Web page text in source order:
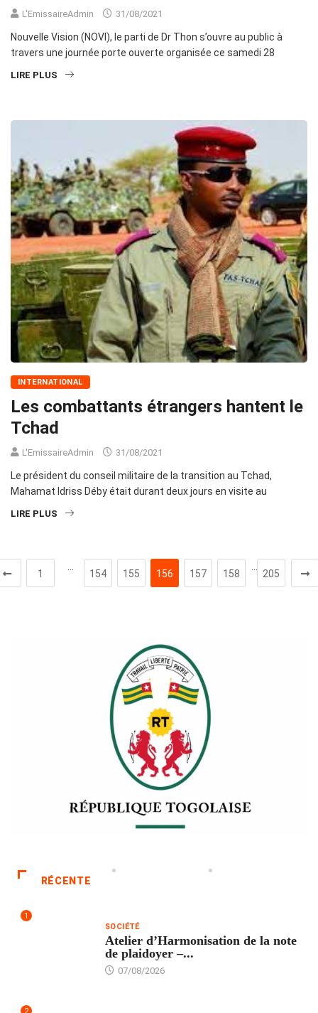
L'EmissaireAdmin 31/08/2021
Nouvelle Vision (NOVI), le parti de Dr Thon s’ouvre au public à
travers une journée porte ouverte organisée ce samedi 28
LIRE PLUS
INTERNATIONAL
Les combattants étrangers hantent le
Tchad
L'EmissaireAdmin 31/08/2021
Le président du conseil militaire de la transition au Tchad,
Mahamat Idriss Déby était durant deux jours en visite au
LIRE PLUS
1 154 155 156 157 158 205
RÉCENTE
1
SOCIÉTÉ
Atelier d’Harmonisation de la note
de plaidoyer –...
07/08/2026